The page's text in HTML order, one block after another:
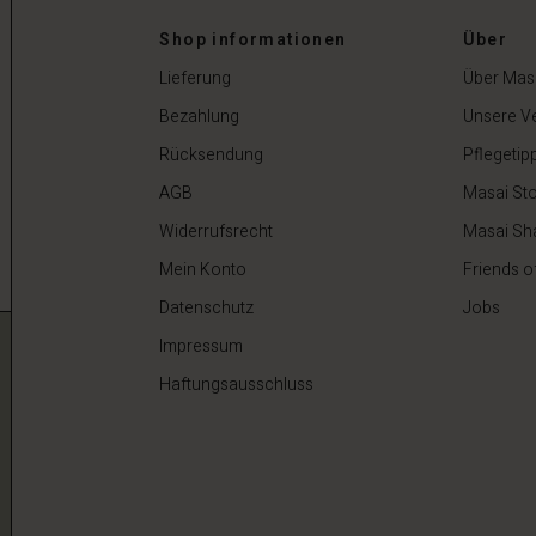
Shop informationen
Lieferung
Bezahlung
Rücksendung
AGB
Widerrufsrecht
Mein Konto
Datenschutz
Impressum
Haftungsausschluss
Über
Über
Unsere
Masai
Masai
Friends
Jobs